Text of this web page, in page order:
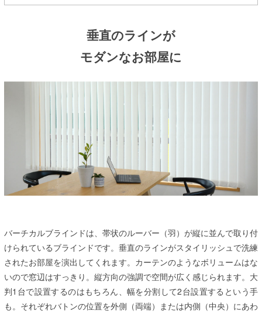
垂直のラインが
モダンなお部屋に
バーチカルブラインドは、帯状のルーバー（羽）が縦に並んで取り付
けられているブラインドです。垂直のラインがスタイリッシュで洗練
されたお部屋を演出してくれます。カーテンのようなボリュームはな
いので窓辺はすっきり。縦方向の強調で空間が広く感じられます。大
判1台で設置するのはもちろん、幅を分割して2台設置するという手
も。それぞれバトンの位置を外側（両端）または内側（中央）にあわ